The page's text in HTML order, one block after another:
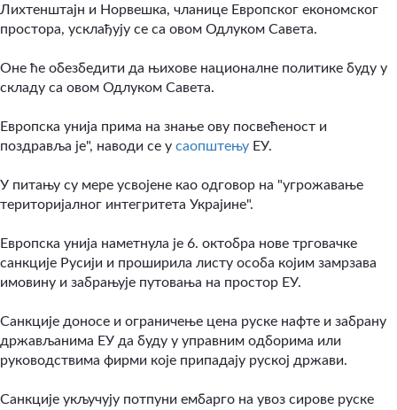
Лихтенштајн и Норвешка, чланице Европског економског
простора, усклађују се са овом Одлуком Савета.
Оне ће обезбедити да њихове националне политике буду у
складу са овом Одлуком Савета.
Европска унија прима на знање ову посвећеност и
поздравља је", наводи се у саопштењу ЕУ.
У питању су мере усвојене као одговор на "угрожавање
територијалног интегритета Украјине".
Европска унија наметнула је 6. октобра нове трговачке
санкције Русији и проширила листу особа којим замрзава
имовину и забрањује путовања на простор ЕУ.
Санкције доносе и ограничење цена руске нафте и забрану
држављанима ЕУ да буду у управним одборима или
руководствима фирми које припадају руској држави.
Санкције укључују потпуни ембарго на увоз сирове руске